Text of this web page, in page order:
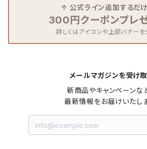
↑ 公式ライン追加するだ
300円クーポンプレ
詳しくはアイコンや上部バナー
メールマガジンを受け
新商品やキャンペーンな
最新情報をお届けいたしま